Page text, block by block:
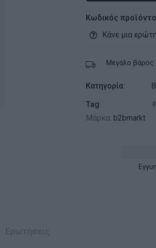
Κωδικός
Κάνε μια
Μεγάλο βάρος:
Κατηγορία:
Tag:
Μάρκα: b2bmarkt